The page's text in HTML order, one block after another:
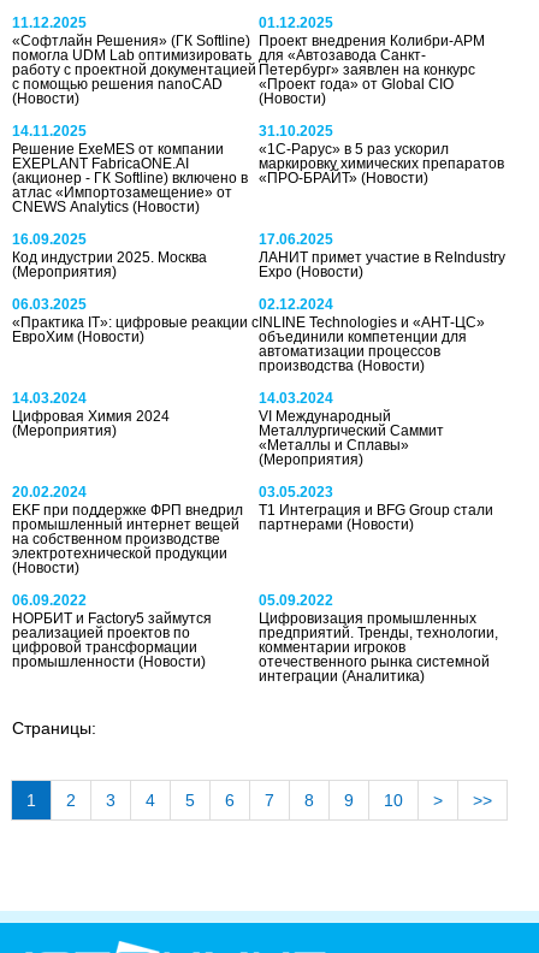
11.12.2025
«Софтлайн Решения» (ГК Softline)
помогла UDM Lab оптимизировать
работу с проектной документацией
с помощью решения nanoCAD
(Новости)
01.12.2025
Проект внедрения Колибри-АРМ
для «Автозавода Санкт-
Петербург» заявлен на конкурс
«Проект года» от Global CIO
(Новости)
14.11.2025
Решение ExeMES от компании
EXEPLANT FabricaONE.AI
(акционер - ГК Softline) включено в
атлас «Импортозамещение» от
CNEWS Analytics (Новости)
31.10.2025
«1С-Рарус» в 5 раз ускорил
маркировку химических препаратов
«ПРО-БРАЙТ»(Новости)
16.09.2025
Код индустрии 2025. Москва
(Мероприятия)
17.06.2025
ЛАНИТ примет участие в ReIndustry
Expo(Новости)
06.03.2025
«Практика IT»: цифровые реакции с
ЕвроХим (Новости)
02.12.2024
INLINE Technologies и «АНТ-ЦС»
объединили компетенции для
автоматизации процессов
производства(Новости)
14.03.2024
Цифровая Химия 2024
(Мероприятия)
14.03.2024
VI Международный
Металлургический Саммит
«Металлы и Сплавы»
(Мероприятия)
20.02.2024
EKF при поддержке ФРП внедрил
промышленный интернет вещей
на собственном производстве
электротехнической продукции
(Новости)
03.05.2023
T1 Интеграция и BFG Group стали
партнерами(Новости)
06.09.2022
НОРБИТ и Factory5 займутся
реализацией проектов по
цифровой трансформации
промышленности (Новости)
05.09.2022
Цифровизация промышленных
предприятий. Тренды, технологии,
комментарии игроков
отечественного рынка системной
интеграции(Аналитика)
Страницы:
1 2 3 4 5 6 7 8 9 10 > >>